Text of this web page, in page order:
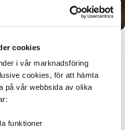
cookies
i vår marknadsföring
cookies, för att hämta
på vår webbsida av olika
funktioner
Hjo
ordning på
de fått ordning på personuppgifter i